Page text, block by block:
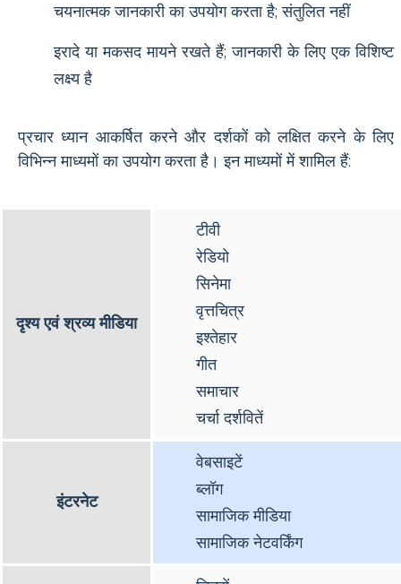
चयनात्मक जानकारी का उपयोग करता है; संतुलित नहीं
इरादे या मकसद मायने रखते हैं; जानकारी के लिए एक विशिष्ट
लक्ष्य है
प्रचार ध्यान आकर्षित करने और दर्शकों को लक्षित करने के लिए
विभिन्न माध्यमों का उपयोग करता है। इन माध्यमों में शामिल हैं:
दृश्य एवं श्रव्य मीडिया
टीवी
रेडियो
सिनेमा
वृत्तचित्र
इश्तेहार
गीत
समाचार
चर्चा दर्शवितें
इंटरनेट
वेबसाइटें
ब्लॉग
सामाजिक मीडिया
सामाजिक नेटवर्किंग